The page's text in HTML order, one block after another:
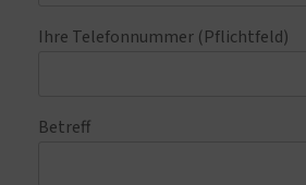
Ihre Telefonnummer (Pflichtfeld)
Betreff